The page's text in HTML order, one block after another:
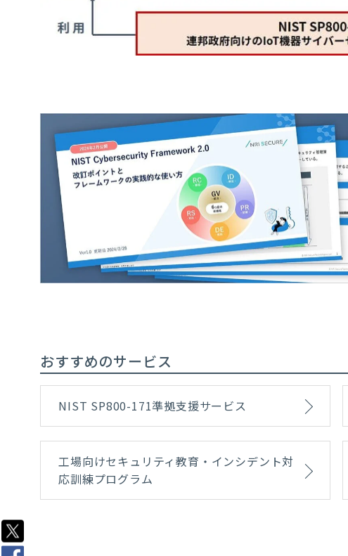
おすすめのサービス
NIST SP800-171準拠支援サービス
工場向けセキュリティ教育・インシデント対
応訓練プログラム